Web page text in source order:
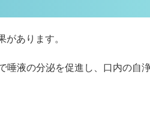
あります。
液の分泌を促進し、口内の自